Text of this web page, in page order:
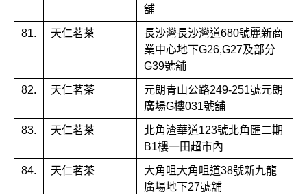
舖
81. 天仁茗茶
長沙灣長沙灣道680號麗新商
業中心地下G26,G27及部分
G39號舖
82. 天仁茗茶
元朗青山公路249-251號元朗
廣場G樓031號舖
83. 天仁茗茶
北角渣華道123號北角匯二期
B1樓一田超市內
84. 天仁茗茶
大角咀大角咀道38號新九龍
廣場地下27號舖